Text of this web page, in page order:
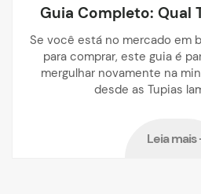
Guia Completo: Qual
Se você está no mercado em
para comprar, este guia é
mergulhar novamente na
desde as Tupias
Leia mais